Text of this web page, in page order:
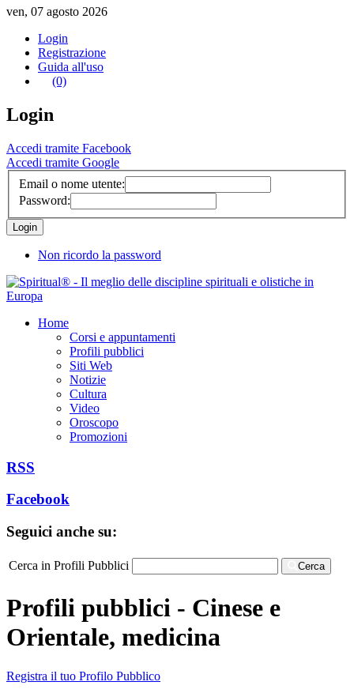
ven, 07 agosto 2026
Login
Registrazione
Guida all'uso
(0)
Login
Accedi tramite Facebook
Accedi tramite Google
Email o nome utente:
Password:
Non ricordo la password
Home
Corsi e appuntamenti
Profili pubblici
Siti Web
Notizie
Cultura
Video
Oroscopo
Promozioni
RSS
Facebook
Seguici anche su:
Cerca in Profili Pubblici Cerca
Profili pubblici - Cinese e
Orientale, medicina
Registra il tuo Profilo Pubblico